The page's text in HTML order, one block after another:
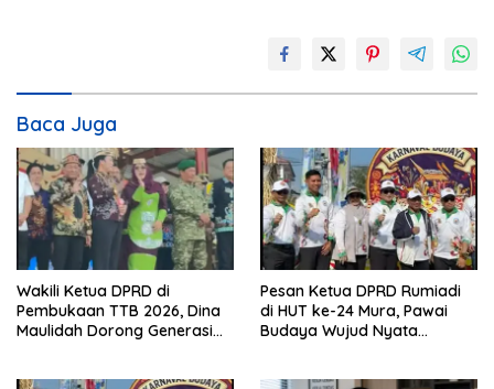
Baca Juga
Wakili Ketua DPRD di
Pembukaan TTB 2026, Dina
Maulidah Dorong Generasi
Pesan Ketua DPRD Rumiadi
di HUT ke-24 Mura, Pawai
Budaya Wujud Nyata